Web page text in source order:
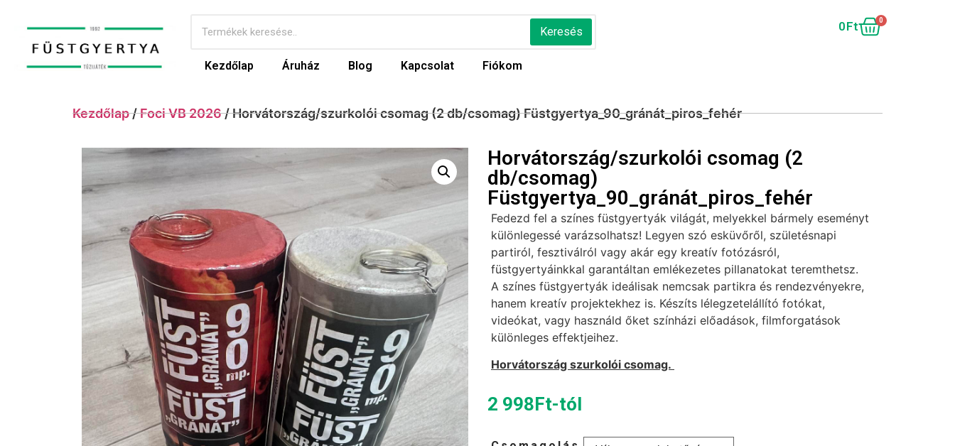
Keresés
Kezdőlap Áruház Blog Kapcsolat Fiókom
0Ft 0
Kezdőlap/Foci VB 2026/ Horvátország/szurkolói csomag (2 db/csomag) Füstgyertya_90_gránát_piros_fehér
Horvátország/szurkolói csomag (2
db/csomag)
Füstgyertya_90_gránát_piros_fehér
Fedezd fel a színes füstgyertyák világát, melyekkel bármely eseményt
különlegessé varázsolhatsz! Legyen szó esküvőről, születésnapi
partiról, fesztiválról vagy akár egy kreatív fotózásról,
füstgyertyáinkkal garantáltan emlékezetes pillanatokat teremthetsz.
A színes füstgyertyák ideálisak nemcsak partikra és rendezvényekre,
hanem kreatív projektekhez is. Készíts lélegzetelállító fotókat,
videókat, vagy használd őket színházi előadások, filmforgatások
különleges effektjeihez.
Horvátország szurkolói csomag.
2 998Ft-tól